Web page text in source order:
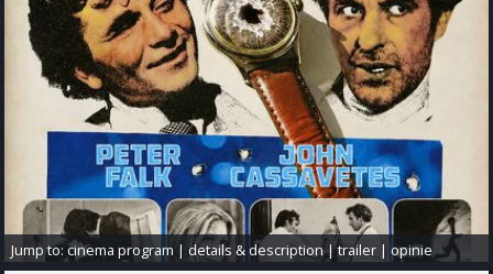
Jump to:cinema program |details & description|trailer |opinie